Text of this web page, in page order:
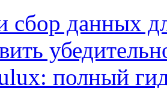
сбор данных
полный